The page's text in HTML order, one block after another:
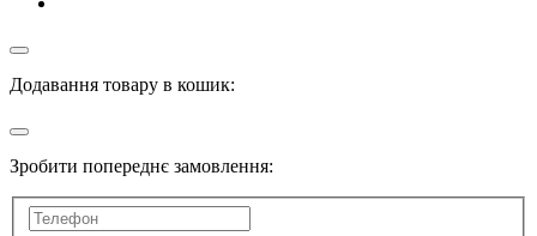
Додавання товару в кошик:
Зробити попереднє замовлення: